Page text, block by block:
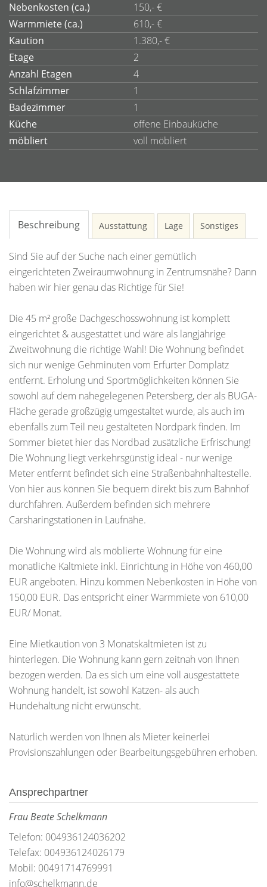
Nebenkosten (ca.)
150,- €
Warmmiete (ca.)
610,- €
Kaution
1.380,- €
Etage
2
Anzahl Etagen
4
Schlafzimmer
1
Badezimmer
1
Küche
offene Einbauküche
möbliert
voll möbliert
Beschreibung Ausstattung Lage Sonstiges
Sind Sie auf der Suche nach einer gemütlich
eingerichteten Zweiraumwohnung in Zentrumsnähe? Dann
haben wir hier genau das Richtige für Sie!
Die 45 m² große Dachgeschosswohnung ist komplett
eingerichtet & ausgestattet und wäre als langjährige
Zweitwohnung die richtige Wahl! Die Wohnung befindet
sich nur wenige Gehminuten vom Erfurter Domplatz
entfernt. Erholung und Sportmöglichkeiten können Sie
sowohl auf dem nahegelegenen Petersberg, der als BUGA-
Fläche gerade großzügig umgestaltet wurde, als auch im
ebenfalls zum Teil neu gestalteten Nordpark finden. Im
Sommer bietet hier das Nordbad zusätzliche Erfrischung!
Die Wohnung liegt verkehrsgünstig ideal - nur wenige
Meter entfernt befindet sich eine Straßenbahnhaltestelle.
Von hier aus können Sie bequem direkt bis zum Bahnhof
durchfahren. Außerdem befinden sich mehrere
Carsharingstationen in Laufnähe.
Die Wohnung wird als möblierte Wohnung für eine
monatliche Kaltmiete inkl. Einrichtung in Höhe von 460,00
EUR angeboten. Hinzu kommen Nebenkosten in Höhe von
150,00 EUR. Das entspricht einer Warmmiete von 610,00
EUR/ Monat.
Eine Mietkaution von 3 Monatskaltmieten ist zu
hinterlegen. Die Wohnung kann gern zeitnah von Ihnen
bezogen werden. Da es sich um eine voll ausgestattete
Wohnung handelt, ist sowohl Katzen- als auch
Hundehaltung nicht erwünscht.
Natürlich werden von Ihnen als Mieter keinerlei
Provisionszahlungen oder Bearbeitungsgebühren erhoben.
Ansprechpartner
Frau Beate Schelkmann
Telefon: 004936124036202
Telefax: 004936124026179
Mobil: 00491714769991
info@schelkmann.de